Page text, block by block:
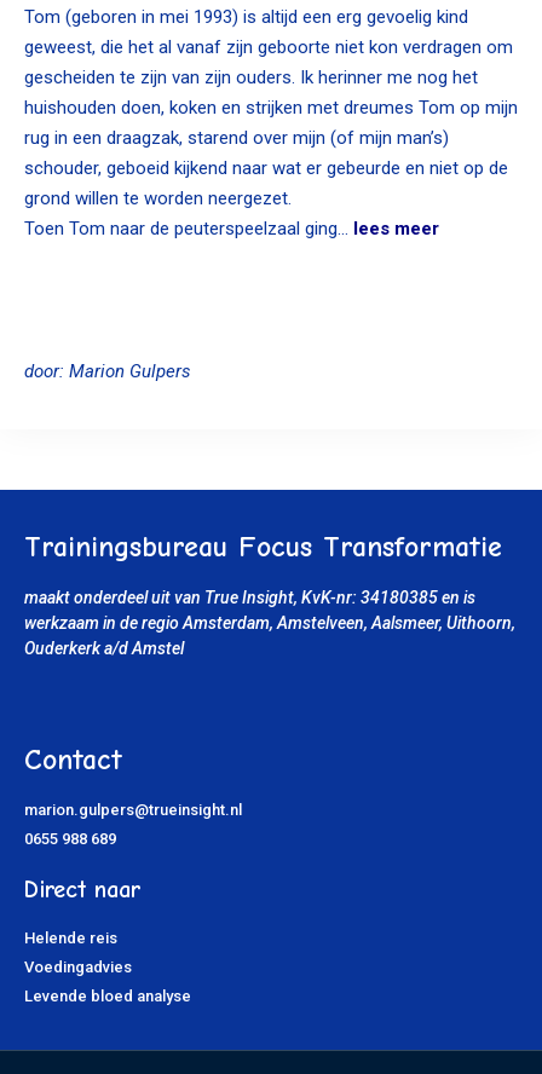
Tom (geboren in mei 1993) is altijd een erg gevoelig kind
geweest, die het al vanaf zijn geboorte niet kon verdragen om
gescheiden te zijn van zijn ouders. Ik herinner me nog het
huishouden doen, koken en strijken met dreumes Tom op mijn
rug in een draagzak, starend over mijn (of mijn man’s)
schouder, geboeid kijkend naar wat er gebeurde en niet op de
grond willen te worden neergezet.
Toen Tom naar de peuterspeelzaal ging… lees meer
door: Marion Gulpers
Trainingsbureau Focus Transformatie
maakt onderdeel uit van True Insight, KvK-nr: 34180385en is
werkzaam in de regio Amsterdam, Amstelveen, Aalsmeer, Uithoorn,
Ouderkerk a/d Amstel
Contact
marion.gulpers@trueinsight.nl
0655 988 689
Direct naar
Helende reis
Voedingadvies
Levende bloed analyse